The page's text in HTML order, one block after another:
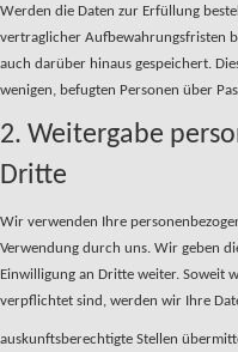
Werden die Daten zur Erfüllung
vertraglicher Aufbewahrungsfristen
auch darüber hinaus gespeichert.
wenigen, befugten Personen über
2. Weitergabe
Dritte
Wir verwenden Ihre
Verwendung durch uns. Wir geben
Einwilligung an Dritte weiter. Soweit
verpflichtet sind, werden wir Ihre
auskunftsberechtigte Stellen